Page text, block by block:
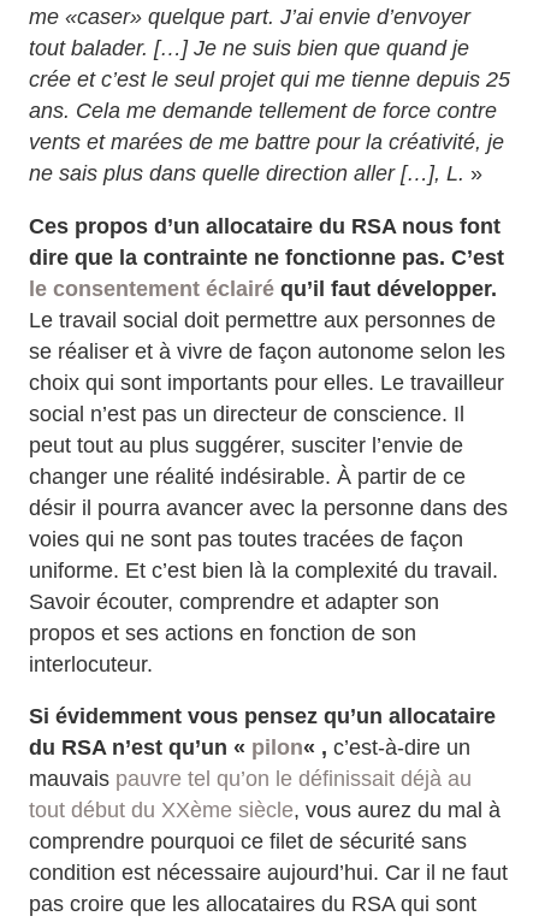
me «caser» quelque part. J’ai envie d’envoyer
tout balader. […] Je ne suis bien que quand je
crée et c’est le seul projet qui me tienne depuis 25
ans. Cela me demande tellement de force contre
vents et marées de me battre pour la créativité, je
ne sais plus dans quelle direction aller […], L. »
Ces propos d’un allocataire du RSA nous font
dire que la contrainte ne fonctionne pas. C’est
le consentement éclairé qu’il faut développer.
Le travail social doit permettre aux personnes de
se réaliser et à vivre de façon autonome selon les
choix qui sont importants pour elles. Le travailleur
social n’est pas un directeur de conscience. Il
peut tout au plus suggérer, susciter l’envie de
changer une réalité indésirable. À partir de ce
désir il pourra avancer avec la personne dans des
voies qui ne sont pas toutes tracées de façon
uniforme. Et c’est bien là la complexité du travail.
Savoir écouter, comprendre et adapter son
propos et ses actions en fonction de son
interlocuteur.
Si évidemment vous pensez qu’un allocataire
du RSA n’est qu’un « pilon« , c’est-à-dire un
mauvais pauvre tel qu’on le définissait déjà au
tout début du XXème siècle, vous aurez du mal à
comprendre pourquoi ce filet de sécurité sans
condition est nécessaire aujourd’hui. Car il ne faut
pas croire que les allocataires du RSA qui sont